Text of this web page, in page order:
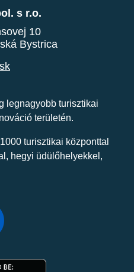
s r.o.
10
Bystrica
legnagyobb turisztikai
területén.
turisztikai központtal
hegyi üdülőhelyekkel,